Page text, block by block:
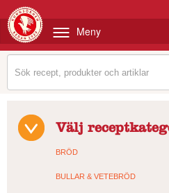
Meny
Välj
BRÖD
BULLAR & VETEBRÖD